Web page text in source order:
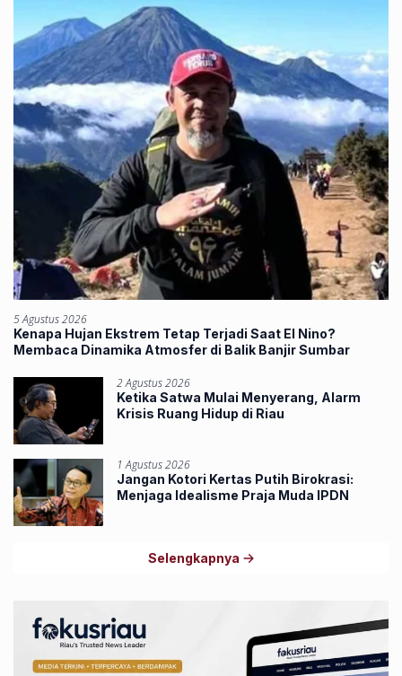
5 Agustus 2026
Kenapa Hujan Ekstrem Tetap Terjadi Saat El Nino?
Membaca Dinamika Atmosfer di Balik Banjir Sumbar
2 Agustus 2026
Ketika Satwa Mulai Menyerang, Alarm
Krisis Ruang Hidup di Riau
1 Agustus 2026
Jangan Kotori Kertas Putih Birokrasi:
Menjaga Idealisme Praja Muda IPDN
Selengkapnya